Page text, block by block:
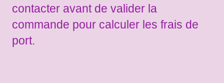
contacter avant de valider la
commande pour calculer les frais de
port.